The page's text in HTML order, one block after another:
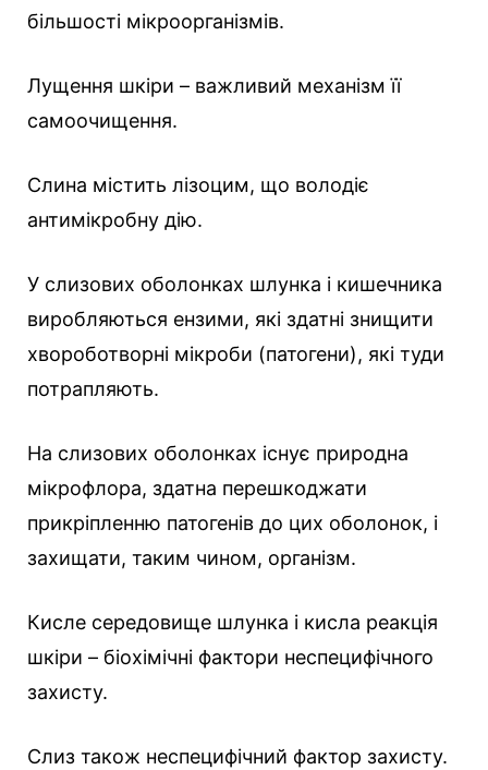
більшості мікроорганізмів.
Лущення шкіри – важливий механізм її
самоочищення.
Слина містить лізоцим, що володіє
антимікробну дію.
У слизових оболонках шлунка і кишечника
виробляються ензими, які здатні знищити
хвороботворні мікроби (патогени), які туди
потрапляють.
На слизових оболонках існує природна
мікрофлора, здатна перешкоджати
прикріпленню патогенів до цих оболонок, і
захищати, таким чином, організм.
Кисле середовище шлунка і кисла реакція
шкіри – біохімічні фактори неспецифічного
захисту.
Слиз також неспецифічний фактор захисту.